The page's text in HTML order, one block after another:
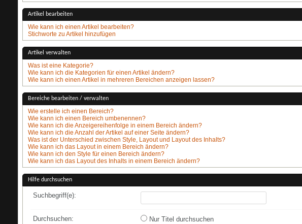
Artikel bearbeiten
Wie kann ich einen Artikel bearbeiten?
Stichworte zu Artikel hinzufügen
Artikel verwalten
Was ist eine Kategorie?
Wie kann ich die Kategorien für einen Artikel ändern?
Wie kann ich einen Artikel in mehreren Bereichen anzeigen lassen?
Bereiche bearbeiten / verwalten
Wie erstelle ich einen Bereich?
Wie kann ich einen Bereich umbenennen?
Wie kann ich die Anzeigereihenfolge in einem Bereich ändern?
Wie kann ich die Anzahl der Artikel auf einer Seite ändern?
Was ist der Unterschied zwischen Style, Layout und Layout des Inhalts?
Wie kann ich das Layout in einem Bereich ändern?
Wie kann ich den Style für einen Bereich ändern?
Wie kann ich das Layout des Inhalts in einem Bereich ändern?
Hilfe durchsuchen
Suchbegriff(e):
Durchsuchen:
Nur Titel durchsuchen